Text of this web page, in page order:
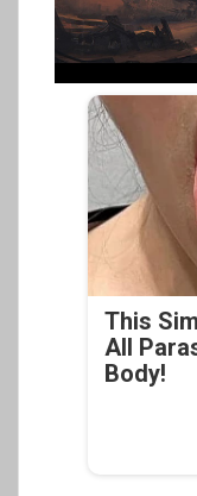
This
All
Body!